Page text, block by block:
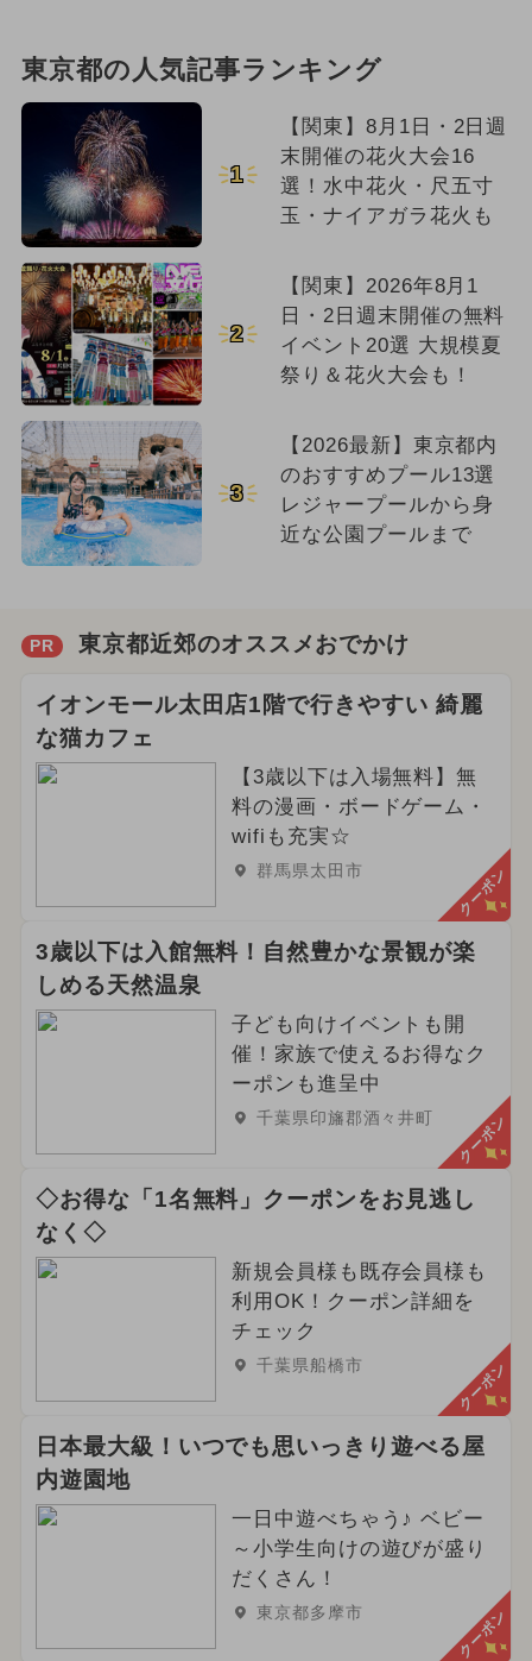
東京都の人気記事ランキング
1
【関東】8月1日・2日週
末開催の花火大会16
選！水中花火・尺五寸
玉・ナイアガラ花火も
2
【関東】2026年8月1
日・2日週末開催の無料
イベント20選 大規模夏
祭り＆花火大会も！
3
【2026最新】東京都内
のおすすめプール13選
レジャープールから身
近な公園プールまで
PR 東京都近郊のオススメおでかけ
イオンモール太田店1階で行きやすい 綺麗
な猫カフェ
【3歳以下は入場無料】無
料の漫画・ボードゲーム・
wifiも充実☆
群馬県太田市 クーポン
3歳以下は入館無料！自然豊かな景観が楽
しめる天然温泉
子ども向けイベントも開
催！家族で使えるお得なク
ーポンも進呈中
千葉県印旛郡酒々井町 クーポン
◇お得な「1名無料」クーポンをお見逃し
なく◇
新規会員様も既存会員様も
利用OK！クーポン詳細を
チェック
千葉県船橋市 クーポン
日本最大級！いつでも思いっきり遊べる屋
内遊園地
一日中遊べちゃう♪ ベビー
～小学生向けの遊びが盛り
だくさん！
東京都多摩市 クーポン